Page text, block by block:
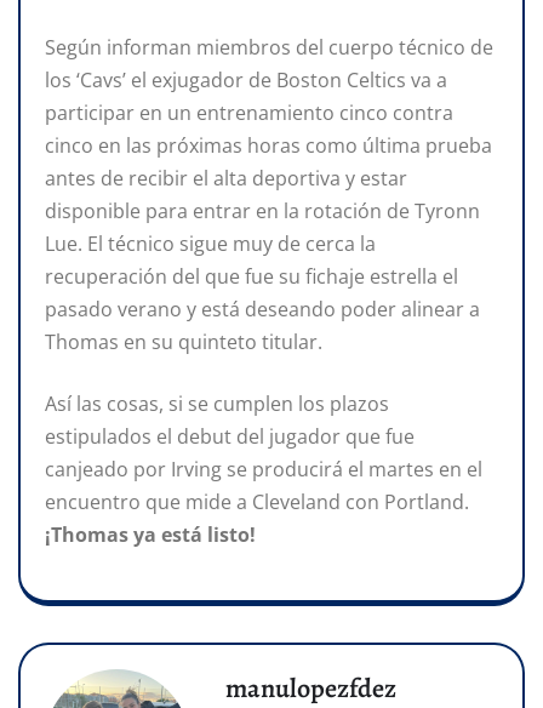
Según informan miembros del cuerpo técnico de
los ‘Cavs’ el exjugador de Boston Celtics va a
participar en un entrenamiento cinco contra
cinco en las próximas horas como última prueba
antes de recibir el alta deportiva y estar
disponible para entrar en la rotación de Tyronn
Lue. El técnico sigue muy de cerca la
recuperación del que fue su fichaje estrella el
pasado verano y está deseando poder alinear a
Thomas en su quinteto titular.
Así las cosas, si se cumplen los plazos
estipulados el debut del jugador que fue
canjeado por Irving se producirá el martes en el
encuentro que mide a Cleveland con Portland.
¡Thomas ya está listo!
manulopezfdez